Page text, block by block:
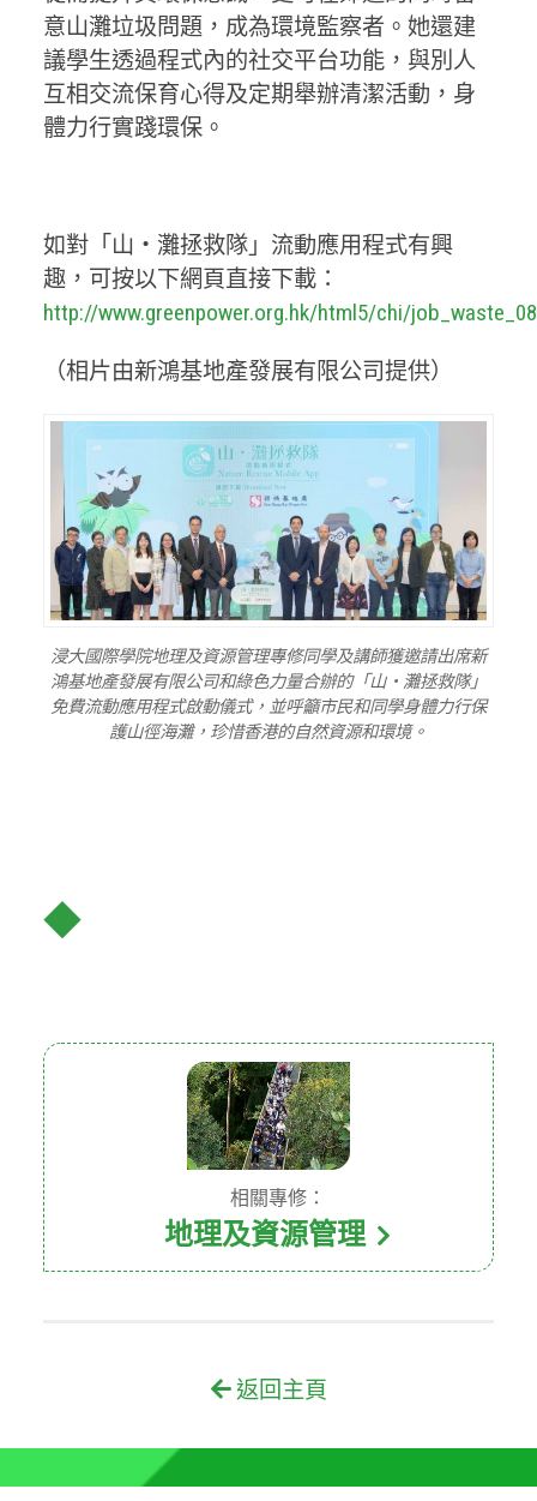
意山灘垃圾問題，成為環境監察者。她還建
議學生透過程式內的社交平台功能，與別人
互相交流保育心得及定期舉辦清潔活動，身
體力行實踐環保。
如對「山‧灘拯救隊」流動應用程式有興
趣，可按以下網頁直接下載：
http://www.greenpower.org.hk/html5/chi/
（相片由新鴻基地產發展有限公司提供）
浸大國際學院地理及資源管理專修同學及講師獲邀請出席新
鴻基地產發展有限公司和綠色力量合辦的「山‧灘拯救隊」
免費流動應用程式啟動儀式，並呼籲市民和同學身體力行保
護山徑海灘，珍惜香港的自然資源和環境。
◆
相關專修：
地理及資源管理
返回主頁